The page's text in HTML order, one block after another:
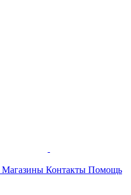
Магазины Контакты Помощь